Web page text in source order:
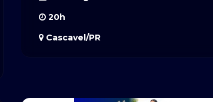
20h
Cascavel/PR